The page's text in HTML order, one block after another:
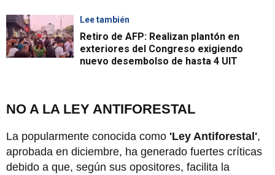
Lee también
Retiro de AFP: Realizan plantón en
exteriores del Congreso exigiendo
nuevo desembolso de hasta 4 UIT
NO A LA LEY ANTIFORESTAL
La popularmente conocida como 'Ley Antiforestal',
aprobada en diciembre, ha generado fuertes críticas
debido a que, según sus opositores, facilita la